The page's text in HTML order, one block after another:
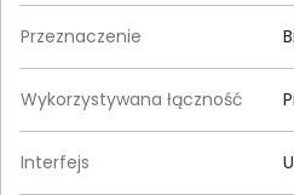
Przeznaczenie
Wykorzystywana łączność
Interfejs